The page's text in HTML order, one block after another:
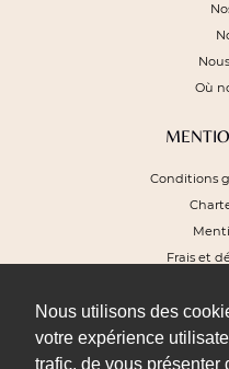
Nous utilisons des
votre expérience
trafic, de vous présenter
Où
Conditions
Frais et